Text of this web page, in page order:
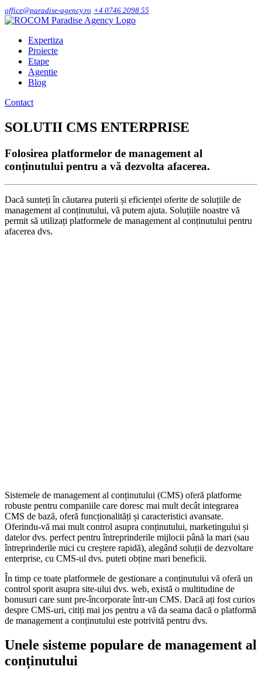
office@paradise-agency.ro +4 0746 2098 55
Expertiza
Proiecte
Etape
Agentie
Blog
Contact
SOLUTII CMS ENTERPRISE
Folosirea platformelor de management al
conținutului pentru a vă dezvolta afacerea.
Dacă sunteți în căutarea puterii și eficienței oferite de soluțiile de
management al conținutului, vă putem ajuta. Soluțiile noastre vă
permit să utilizați platformele de management al conținutului pentru
afacerea dvs.
Sistemele de management al conținutului (CMS) oferă platforme
robuste pentru companiile care doresc mai mult decât integrarea
CMS de bază, oferă funcționalități și caracteristici avansate.
Oferindu-vă mai mult control asupra conținutului, marketingului și
datelor dvs. perfect pentru întreprinderile mijlocii până la mari (sau
întreprinderile mici cu creștere rapidă), alegând soluții de dezvoltare
enterprise, cu CMS-ul dvs. puteti obține mari beneficii.
În timp ce toate platformele de gestionare a conținutului vă oferă un
control sporit asupra site-ului dvs. web, există o multitudine de
bonusuri care sunt pre-încorporate într-un CMS. Dacă ați fost curios
despre CMS-uri, citiți mai jos pentru a vă da seama dacă o platformă
de management a conținutului este potrivită pentru dvs.
Unele sisteme populare de management al
conținutului